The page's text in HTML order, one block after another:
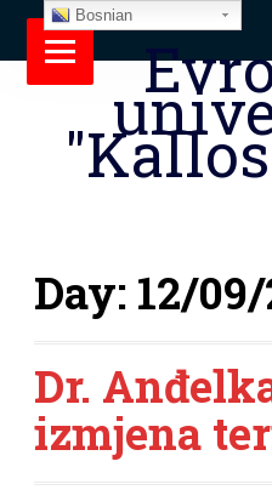
Day: 12/
Dr.
izmjena
Bosnian